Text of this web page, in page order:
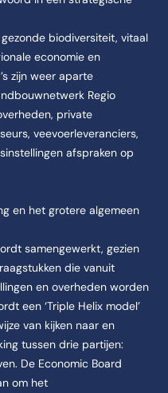
biodiversiteit, vitaal
economie en
zijn weer aparte
Regio
private
veevoerleveranciers,
afspraken op
en het grotere algemeen
samengewerkt, gezien
die vanuit
en overheden worden
een ‘Triple Helix model’
van kijken naar en
tussen drie partijen:
De Economic Board
om het